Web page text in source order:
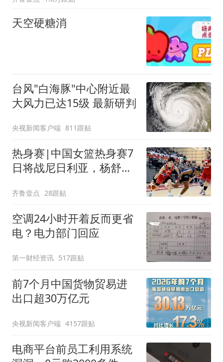
天空硬糖消
台风"白海豚"中心附近最
大风力已达15级 最新研判
央视新闻客户端 811跟贴
热身赛|中国女篮热身赛7
日将战尼日利亚，杨舒予
齐鲁壹点 28跟贴
空调24小时开着反而更省
电？电力部门回应
第一财经资讯 517跟贴
前7个月中国货物贸易进
出口超30万亿元
央视新闻客户端 4157跟贴
电商平台前员工利用系统